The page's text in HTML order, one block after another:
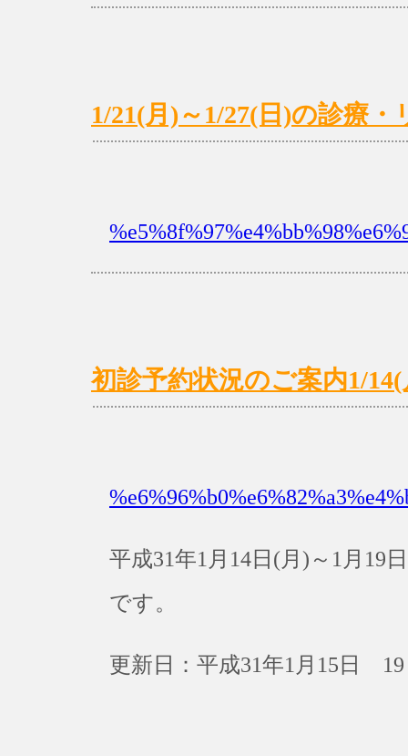
1/21(月)～1/27(日)の診療
初診予約状況のご案内1/14(
平成31年1月14日(月)～1月19
です。
更新日：平成31年1月15日 19